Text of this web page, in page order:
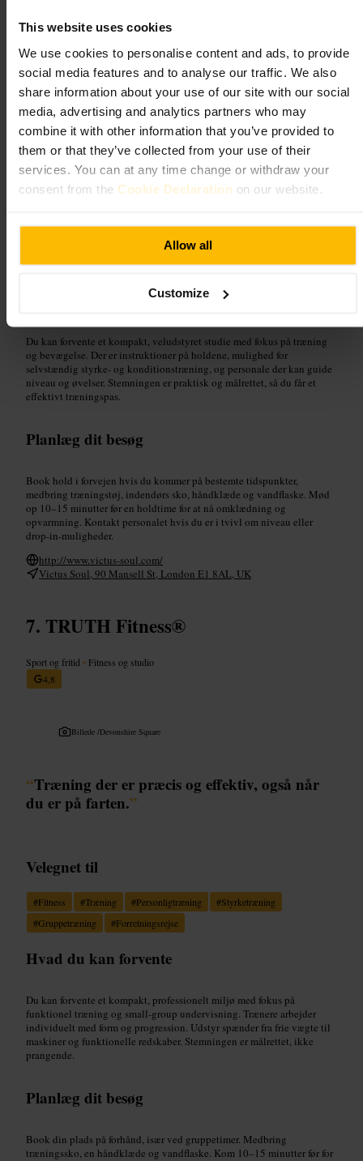
This website uses cookies
We use cookies to personalise content and ads, to provide
social media features and to analyse our traffic. We also
share information about your use of our site with our social
media, advertising and analytics partners who may
combine it with other information that you’ve provided to
them or that they’ve collected from your use of their
services. You can at any time change or withdraw your
consent from the Cookie Declaration on our website.
Allow all
Customize
Sport og fritid•
Fitnesscenter og studio
Billede /VICTUS SOUL
“Effektiv træning i et kompakt studie”
Holdtræning #Personligtræning
#Aldgate
Hvad du kan forvente
Du kan forvente et kompakt, veludstyret studie med fokus på træning
og bevægelse. Der er instruktioner på holdene, mulighed for
selvstændig styrke- og konditionstræning, og personale der kan guide
niveau og øvelser. Stemningen er praktisk og målrettet, så du får et
effektivt træningspas.
Planlæg dit besøg
Book hold i forvejen hvis du kommer på bestemte tidspunkter,
medbring træningstøj, indendørs sko, håndklæde og vandflaske. Mød
op 10–15 minutter før en holdtime for at nå omklædning og
opvarmning. Kontakt personalet hvis du er i tvivl om niveau eller
drop-in-muligheder.
http://www.victus-soul.com/
Victus Soul, 90 Mansell St, London E1 8AL, UK
TRUTH Fitness®️
Sport og fritid • Fitness og studio
4,8
Billede /Devonshire Square
“Træning der er præcis og effektiv, også når
du er på farten.”
Velegnet til
#Fitness #Træning #Personligtræning #Styrketræning
#Gruppetræning #Forretningsrejse
Hvad du kan forvente
Du kan forvente et kompakt, professionelt miljø med fokus på
funktionel træning og small-group undervisning. Trænere arbejder
individuelt med form og progression. Udstyr spænder fra frie vægte til
maskiner og funktionelle redskaber. Stemningen er målrettet, ikke
prangende.
Planlæg dit besøg
Book din plads på forhånd, især ved gruppetimer. Medbring
træningssko, en håndklæde og vandflaske. Kom 10–15 minutter før for